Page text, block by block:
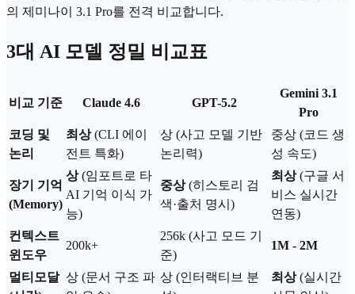
의 제미나이 3.1 Pro를 전격 비교합니다.
3대 AI 모델 정밀 비교표
비교 기준 Claude 4.6 GPT-5.2
Gemini 3.1
Pro
코딩 및
논리
최상(CLI 에이
전트 특화)
상 (사고 모델 기반
논리력)
중상 (코드 생
성 속도)
장기 기억
(Memory)
상(임포트로 타
AI 기억 이식 가
능)
중상(히스토리 검
색·출처 명시)
최상(구글 서
비스 실시간
연동)
컨텍스트
윈도우
200k+
256k (사고 모드 기
준)
1M - 2M
멀티모달 상 (문서 구조 파 상 (인터랙티브 분
최상(실시간